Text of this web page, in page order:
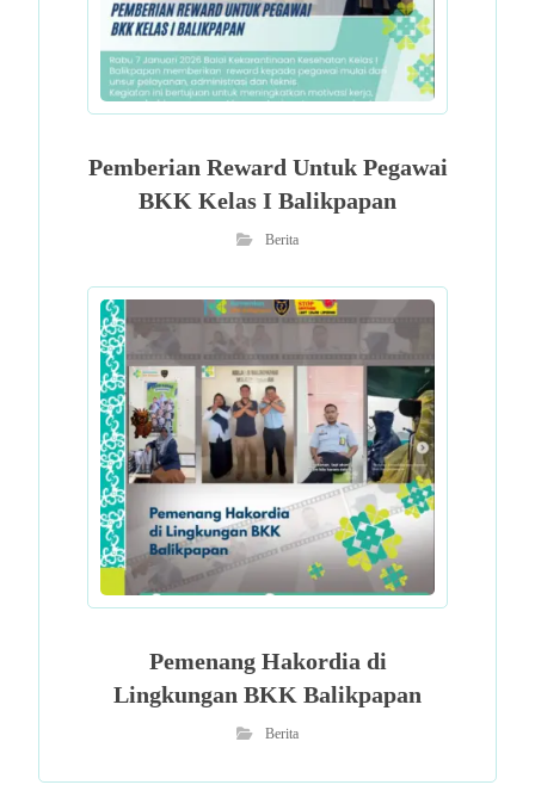
Pemberian Reward Untuk Pegawai
BKK Kelas I Balikpapan
Berita
Pemenang Hakordia di
Lingkungan BKK Balikpapan
Berita